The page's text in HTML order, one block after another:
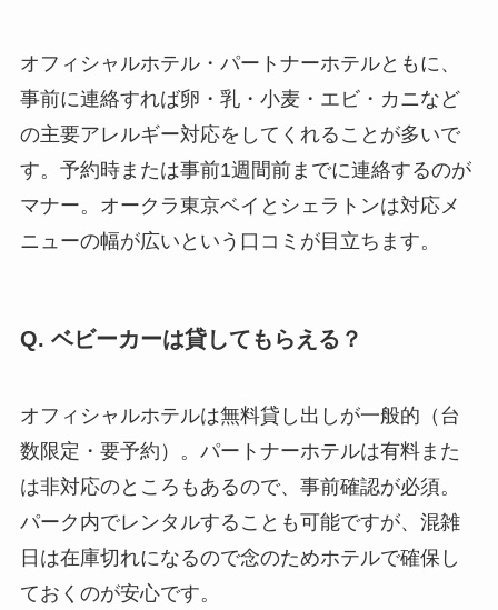
オフィシャルホテル・パートナーホテルともに、
事前に連絡すれば卵・乳・小麦・エビ・カニなど
の主要アレルギー対応をしてくれることが多いで
す。予約時または事前1週間前までに連絡するのが
マナー。オークラ東京ベイとシェラトンは対応メ
ニューの幅が広いという口コミが目立ちます。
Q. ベビーカーは貸してもらえる？
オフィシャルホテルは無料貸し出しが一般的（台
数限定・要予約）。パートナーホテルは有料また
は非対応のところもあるので、事前確認が必須。
パーク内でレンタルすることも可能ですが、混雑
日は在庫切れになるので念のためホテルで確保し
ておくのが安心です。